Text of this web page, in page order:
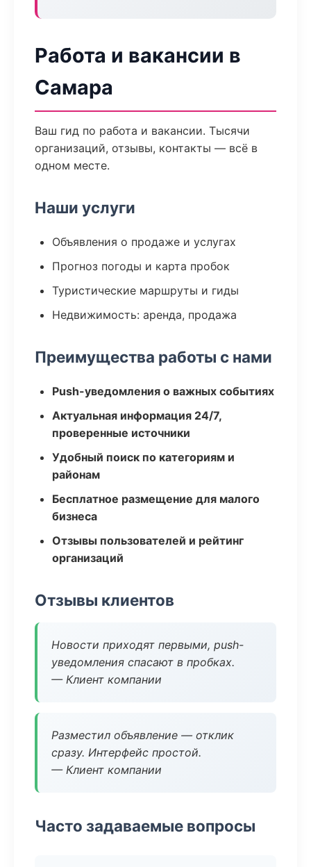
Работа и вакансии в
Самара
Ваш гид по работа и вакансии. Тысячи
организаций, отзывы, контакты — всё в
одном месте.
Наши услуги
Объявления о продаже и услугах
Прогноз погоды и карта пробок
Туристические маршруты и гиды
Недвижимость: аренда, продажа
Преимущества работы с нами
Push-уведомления о важных событиях
Актуальная информация 24/7,
проверенные источники
Удобный поиск по категориям и
районам
Бесплатное размещение для малого
бизнеса
Отзывы пользователей и рейтинг
организаций
Отзывы клиентов
Новости приходят первыми, push-
уведомления спасают в пробках.
— Клиент компании
Разместил объявление — отклик
сразу. Интерфейс простой.
— Клиент компании
Часто задаваемые вопросы